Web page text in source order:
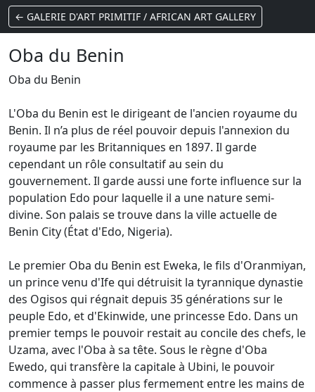
← GALERIE D'ART PRIMITIF / AFRICAN ART GALLERY
Oba du Benin
Oba du Benin
L'Oba du Benin est le dirigeant de l'ancien royaume du
Benin. Il n’a plus de réel pouvoir depuis l'annexion du
royaume par les Britanniques en 1897. Il garde
cependant un rôle consultatif au sein du
gouvernement. Il garde aussi une forte influence sur la
population Edo pour laquelle il a une nature semi-
divine. Son palais se trouve dans la ville actuelle de
Benin City (État d'Edo, Nigeria).
Le premier Oba du Benin est Eweka, le fils d'Oranmiyan,
un prince venu d'Ife qui détruisit la tyrannique dynastie
des Ogisos qui régnait depuis 35 générations sur le
peuple Edo, et d'Ekinwide, une princesse Edo. Dans un
premier temps le pouvoir restait au concile des chefs, le
Uzama, avec l'Oba à sa tête. Sous le règne d'Oba
Ewedo, qui transfère la capitale à Ubini, le pouvoir
commence à passer plus fermement entre les mains de